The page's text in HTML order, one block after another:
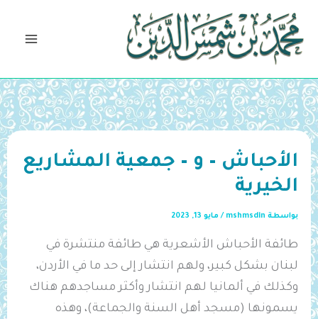
تخطي
المحتوى
الأحباش – و – جمعية المشاريع
الخيرية
بواسطة mshmsdin
/ مايو 13, 2023
طائفة الأحباش الأشعرية هي طائفة منتشرة في
لبنان بشكل كبير، ولهم انتشار إلى حد ما في الأردن،
وكذلك في ألمانيا لهم انتشار وأكثر مساجدهم هناك
يسمونها (مسجد أهل السنة والجماعة)، وهذه